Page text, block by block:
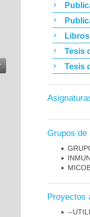
Tesis
Tesis
Grupos de
Proyectos
--